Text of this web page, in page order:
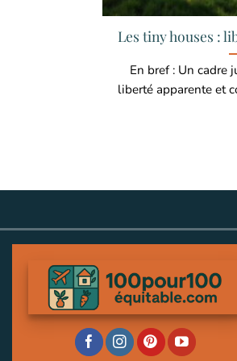
Les tiny houses :
En bref : Un cadre
liberté apparente et